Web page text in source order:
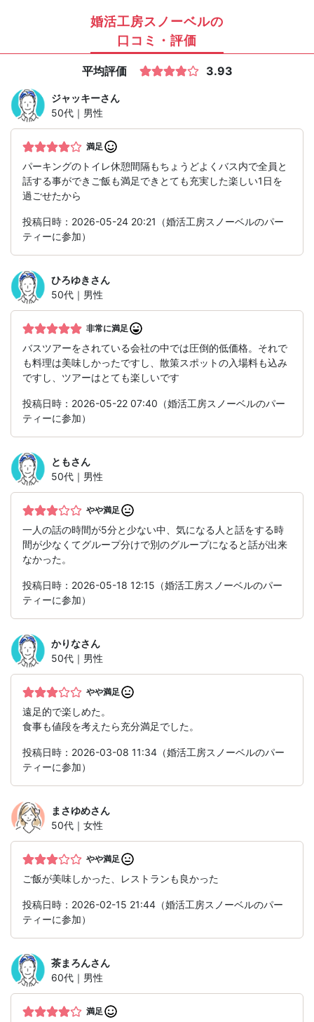
婚活工房スノーベルの
口コミ・評価
平均評価 3.93
ジャッキーさん
50代｜男性
満足
パーキングのトイレ休憩間隔もちょうどよくバス内で全員と
話する事ができご飯も満足できとても充実した楽しい1日を
過ごせたから
投稿日時：2026-05-24 20:21（婚活工房スノーベルのパー
ティーに参加）
ひろゆきさん
50代｜男性
非常に満足
バスツアーをされている会社の中では圧倒的低価格。それで
も料理は美味しかったですし、散策スポットの入場料も込み
ですし、ツアーはとても楽しいです
投稿日時：2026-05-22 07:40（婚活工房スノーベルのパー
ティーに参加）
ともさん
50代｜男性
やや満足
一人の話の時間が5分と少ない中、気になる人と話をする時
間が少なくてグループ分けで別のグループになると話が出来
なかった。
投稿日時：2026-05-18 12:15（婚活工房スノーベルのパー
ティーに参加）
かりなさん
50代｜男性
やや満足
遠足的で楽しめた。
食事も値段を考えたら充分満足でした。
投稿日時：2026-03-08 11:34（婚活工房スノーベルのパー
ティーに参加）
まさゆめさん
50代｜女性
やや満足
ご飯が美味しかった、レストランも良かった
投稿日時：2026-02-15 21:44（婚活工房スノーベルのパー
ティーに参加）
茶まろんさん
60代｜男性
満足